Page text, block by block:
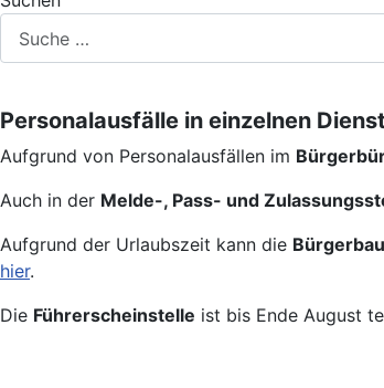
Personalausfälle in einzelnen
Aufgrund von Personalausfällen im
Auch in der Melde-, Pass- und
Aufgrund der Urlaubszeit kann die
hier.
Die Führerscheinstelle ist bis Ende August